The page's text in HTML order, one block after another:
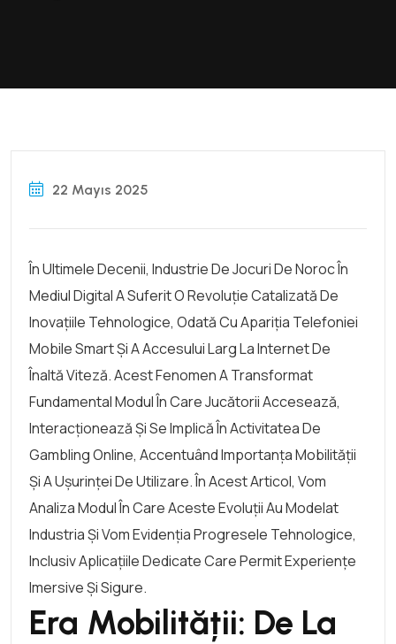
22 Mayıs 2025
În Ultimele Decenii, Industrie De Jocuri De Noroc În
Mediul Digital A Suferit O Revoluție Catalizată De
Inovațiile Tehnologice, Odată Cu Apariția Telefoniei
Mobile Smart Și A Accesului Larg La Internet De
Înaltă Viteză. Acest Fenomen A Transformat
Fundamental Modul În Care Jucătorii Accesează,
Interacționează Și Se Implică În Activitatea De
Gambling Online, Accentuând Importanța Mobilității
Și A Ușurinței De Utilizare. În Acest Articol, Vom
Analiza Modul În Care Aceste Evoluții Au Modelat
Industria Și Vom Evidenția Progresele Tehnologice,
Inclusiv Aplicațiile Dedicate Care Permit Experiențe
Imersive Și Sigure.
Era Mobilității: De La